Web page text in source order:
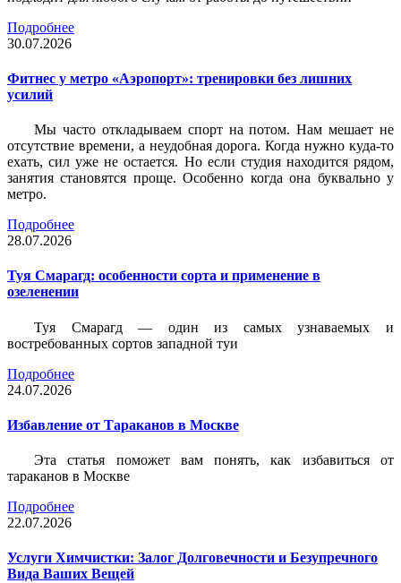
Подробнее
30.07.2026
Фитнес у метро «Аэропорт»: тренировки без лишних
усилий
Мы часто откладываем спорт на потом. Нам мешает не
отсутствие времени, а неудобная дорога. Когда нужно куда-то
ехать, сил уже не остается. Но если студия находится рядом,
занятия становятся проще. Особенно когда она буквально у
метро.
Подробнее
28.07.2026
Туя Смарагд: особенности сорта и применение в
озеленении
Туя Смарагд — один из самых узнаваемых и
востребованных сортов западной туи
Подробнее
24.07.2026
Избавление от Тараканов в Москве
Эта статья поможет вам понять, как избавиться от
тараканов в Москве
Подробнее
22.07.2026
Услуги Химчистки: Залог Долговечности и Безупречного
Вида Ваших Вещей